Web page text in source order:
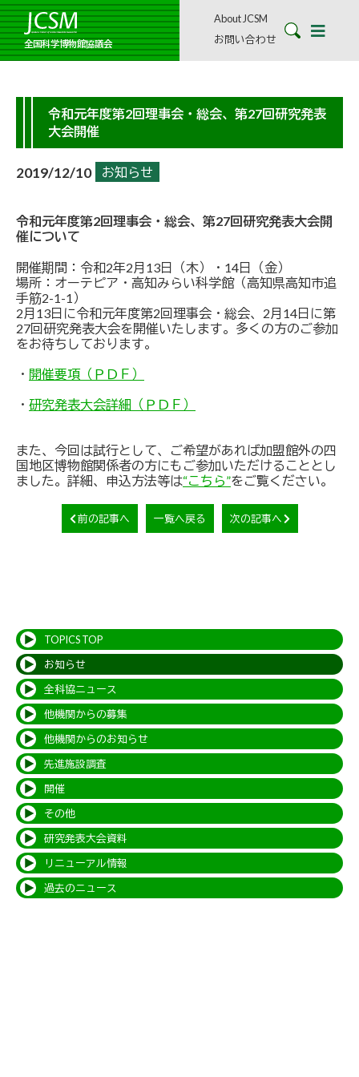
全国科学博物館協議会
About JCSM
お問い合わせ
令和元年度第2回理事会・総会、第27回研究発表
大会開催
2019/12/10 お知らせ
令和元年度第2回理事会・総会、第27回研究発表大会開
催について
開催期間：令和2年2月13日（木）・14日（金）
場所：オーテピア・高知みらい科学館（高知県高知市追
手筋2-1-1）
2月13日に令和元年度第2回理事会・総会、2月14日に第
27回研究発表大会を開催いたします。多くの方のご参加
をお待ちしております。
・ 開催要項（ＰＤＦ）
・ 研究発表大会詳細（ＰＤＦ）
また、今回は試行として、ご希望があれば加盟館外の四
国地区博物館関係者の方にもご参加いただけることとし
ました。詳細、申込方法等は“こちら”をご覧ください。
前の記事へ 一覧へ戻る 次の記事へ
TOPICS TOP
お知らせ
全科協ニュース
他機関からの募集
他機関からのお知らせ
先進施設調査
開催
その他
研究発表大会資料
リニューアル情報
過去のニュース